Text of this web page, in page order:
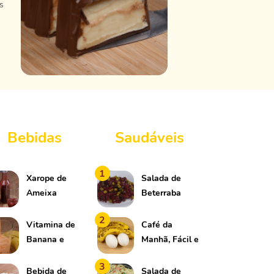
Bebidas
Xarope de
Ameixa
Vitamina de
Banana e
Bebida de
Saudáveis
1
Salada de
Beterraba
2
Café da
Manhã, Fácil e
3 Salada de